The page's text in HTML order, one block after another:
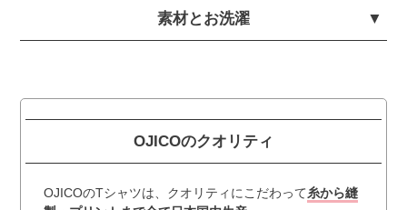
素材とお洗濯
OJICOのクオリティ
OJICOのTシャツは、クオリティにこだわって糸から縫